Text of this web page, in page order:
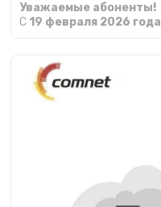
Уважаемые абоненты!
С 19 февраля 2026 года